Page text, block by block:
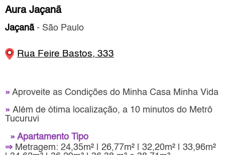
Aura Jaçanã
Jaçanã- São Paulo
Rua Feire Bastos, 333
» Aproveite as Condições do Minha Casa Minha Vida
» Além de ótima localização, a 10 minutos do Metrô
Tucuruvi
» Apartamento Tipo
⇒ Metragem: 24,35m² | 26,77m² | 32,20m² | 33,96m²